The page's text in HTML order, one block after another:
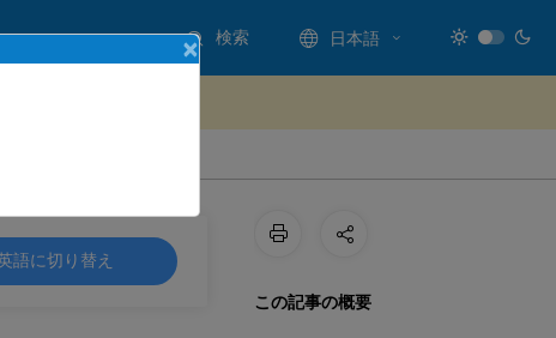
検索 日本語
語に切り替え
この記事の概要
×